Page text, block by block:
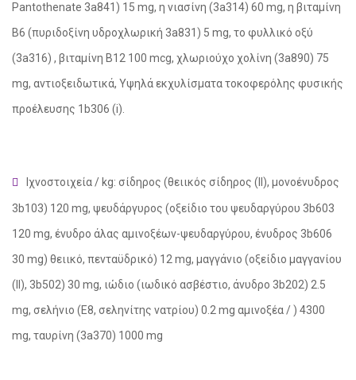
Pantothenate 3a841) 15 mg, η νιασίνη (3a314) 60 mg, η βιταμίνη
Β6 (πυριδοξίνη υδροχλωρική 3a831) 5 mg, το φυλλικό οξύ
(3a316) , βιταμίνη Β12 100 mcg, χλωριούχο χολίνη (3a890) 75
mg, αντιοξειδωτικά, Υψηλά εκχυλίσματα τοκοφερόλης φυσικής
προέλευσης 1b306 (i).
Ιχνοστοιχεία / kg: σίδηρος (θειικός σίδηρος (II), μονοένυδρος
3b103) 120 mg, ψευδάργυρος (οξείδιο του ψευδαργύρου 3b603
120 mg, ένυδρο άλας αμινοξέων-ψευδαργύρου, ένυδρος 3b606
30 mg) θειικό, πενταϋδρικό) 12 mg, μαγγάνιο (οξείδιο μαγγανίου
(ΙΙ), 3b502) 30 mg, ιώδιο (ιωδικό ασβέστιο, άνυδρο 3b202) 2.5
mg, σελήνιο (E8, σεληνίτης νατρίου) 0.2 mg αμινοξέα / ) 4300
mg, ταυρίνη (3a370) 1000 mg